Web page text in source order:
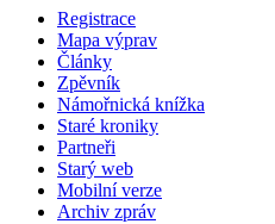
Registrace
Mapa výprav
Články
Zpěvník
Námořnická knížka
Staré kroniky
Partneři
Starý web
Mobilní verze
Archiv zpráv